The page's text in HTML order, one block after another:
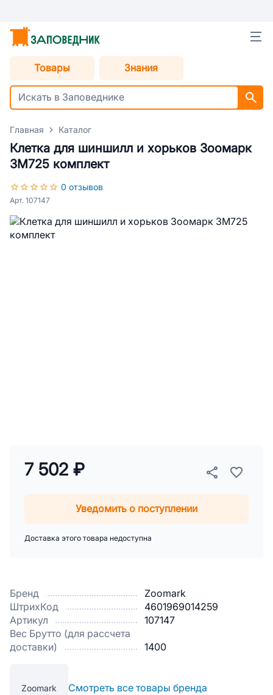
Товары Знания
Главная Каталог
Клетка для шиншилл и хорьков Зоомарк
ЗМ725 комплект
0 отзывов
Арт. 107147
Бренд
Zoomark
ШтрихКод
4601969014259
Артикул
107147
Вес Брутто (для рассчета
доставки)
1400
Zoomark Смотреть все товары бренда
7 502 ₽
Уведомить о поступлении
Доставка этого товара недоступна